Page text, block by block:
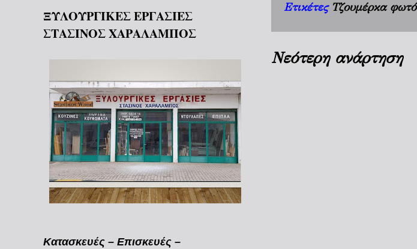
Ετικέτες Τζουμέρκα φωτό
Νεότερη ανάρτηση
ΞΥΛΟΥΡΓΙΚΕΣ ΕΡΓΑΣΙΕΣ
ΣΤΑΣΙΝΟΣ ΧΑΡΑΛΑΜΠΟΣ
Κατασκευές – Επισκευές –